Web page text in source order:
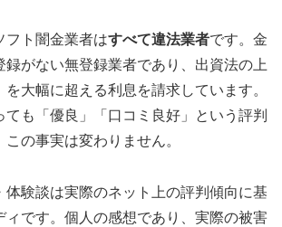
フト闇金業者はすべて違法業者です。金
録がない無登録業者であり、出資法の上
を大幅に超える利息を請求しています。
ても「優良」「口コミ良好」という評判
の事実は変わりません。
験談は実際のネット上の評判傾向に基
ィです。個人の感想であり、実際の被害